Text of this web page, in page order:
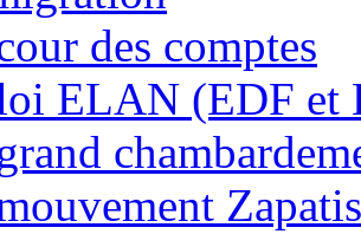
des comptes
ELAN (EDF et